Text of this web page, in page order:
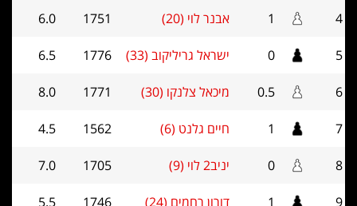
4
1 אבנר לוי (20) 1751
6.0
5
0 ישראל גריליקוב (33) 1776
6.5
6
0.5 מיכאל צלנקו (30) 1771
8.0
7
1 חיים גלנט (6) 1562
4.5
8
0 יניב2 לוי (9) 1705
7.0
9
1 דורון רחמים (24) 1746
5.5